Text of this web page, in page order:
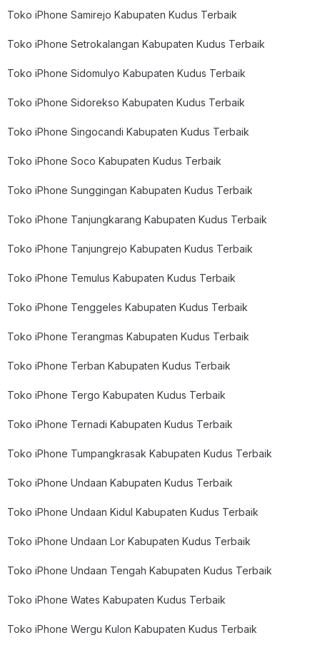
Toko iPhone Samirejo Kabupaten Kudus Terbaik
Toko iPhone Setrokalangan Kabupaten Kudus Terbaik
Toko iPhone Sidomulyo Kabupaten Kudus Terbaik
Toko iPhone Sidorekso Kabupaten Kudus Terbaik
Toko iPhone Singocandi Kabupaten Kudus Terbaik
Toko iPhone Soco Kabupaten Kudus Terbaik
Toko iPhone Sunggingan Kabupaten Kudus Terbaik
Toko iPhone Tanjungkarang Kabupaten Kudus Terbaik
Toko iPhone Tanjungrejo Kabupaten Kudus Terbaik
Toko iPhone Temulus Kabupaten Kudus Terbaik
Toko iPhone Tenggeles Kabupaten Kudus Terbaik
Toko iPhone Terangmas Kabupaten Kudus Terbaik
Toko iPhone Terban Kabupaten Kudus Terbaik
Toko iPhone Tergo Kabupaten Kudus Terbaik
Toko iPhone Ternadi Kabupaten Kudus Terbaik
Toko iPhone Tumpangkrasak Kabupaten Kudus Terbaik
Toko iPhone Undaan Kabupaten Kudus Terbaik
Toko iPhone Undaan Kidul Kabupaten Kudus Terbaik
Toko iPhone Undaan Lor Kabupaten Kudus Terbaik
Toko iPhone Undaan Tengah Kabupaten Kudus Terbaik
Toko iPhone Wates Kabupaten Kudus Terbaik
Toko iPhone Wergu Kulon Kabupaten Kudus Terbaik